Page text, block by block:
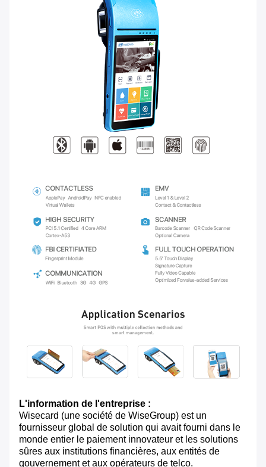
L'information de l'entreprise :
Wisecard (une société de WiseGroup) est un
fournisseur global de solution qui avait fourni dans le
monde entier le paiement innovateur et les solutions
sûres aux institutions financières, aux entités de
gouvernement et aux opérateurs de telco.